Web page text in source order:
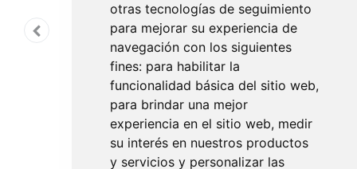
otras tecnologías de seguimiento
para mejorar su experiencia de
navegación con los siguientes
fines: para habilitar la
funcionalidad básica del sitio web,
para brindar una mejor
experiencia en el sitio web, medir
su interés en nuestros productos
y servicios y personalizar las